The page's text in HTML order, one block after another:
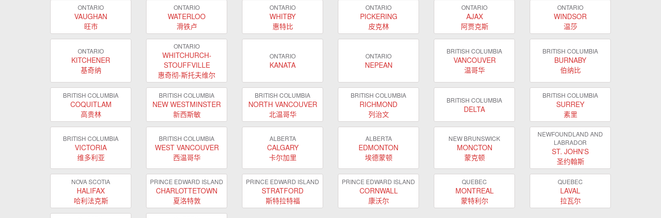
ONTARIO
VAUGHAN
旺市
ONTARIO
WATERLOO
滑铁卢
ONTARIO
WHITBY
惠特比
ONTARIO
PICKERING
皮克林
ONTARIO
AJAX
阿贾克斯
ONTARIO
WINDSOR
温莎
ONTARIO
KITCHENER
基奇纳
ONTARIO
WHITCHURCH-
STOUFFVILLE
惠奇彻-斯托夫维尔
ONTARIO
KANATA
ONTARIO
NEPEAN
BRITISH COLUMBIA
VANCOUVER
温哥华
BRITISH COLUMBIA
BURNABY
伯纳比
BRITISH COLUMBIA
COQUITLAM
高贵林
BRITISH COLUMBIA
NEW WESTMINSTER
新西斯敏
BRITISH COLUMBIA
NORTH VANCOUVER
北温哥华
BRITISH COLUMBIA
RICHMOND
列治文
BRITISH COLUMBIA
DELTA
BRITISH COLUMBIA
SURREY
素里
BRITISH COLUMBIA
VICTORIA
维多利亚
BRITISH COLUMBIA
WEST VANCOUVER
西温哥华
ALBERTA
CALGARY
卡尔加里
ALBERTA
EDMONTON
埃德蒙顿
NEW BRUNSWICK
MONCTON
蒙克顿
NEWFOUNDLAND AND
LABRADOR
ST. JOHN'S
圣约翰斯
NOVA SCOTIA
HALIFAX
哈利法克斯
PRINCE EDWARD ISLAND
CHARLOTTETOWN
夏洛特敦
PRINCE EDWARD ISLAND
STRATFORD
斯特拉特福
PRINCE EDWARD ISLAND
CORNWALL
康沃尔
QUEBEC
MONTREAL
蒙特利尔
QUEBEC
LAVAL
拉瓦尔